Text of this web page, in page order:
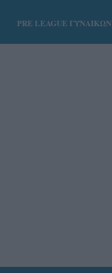
PRE LEAGUE ΓΥΝΑΙΚΩΝ